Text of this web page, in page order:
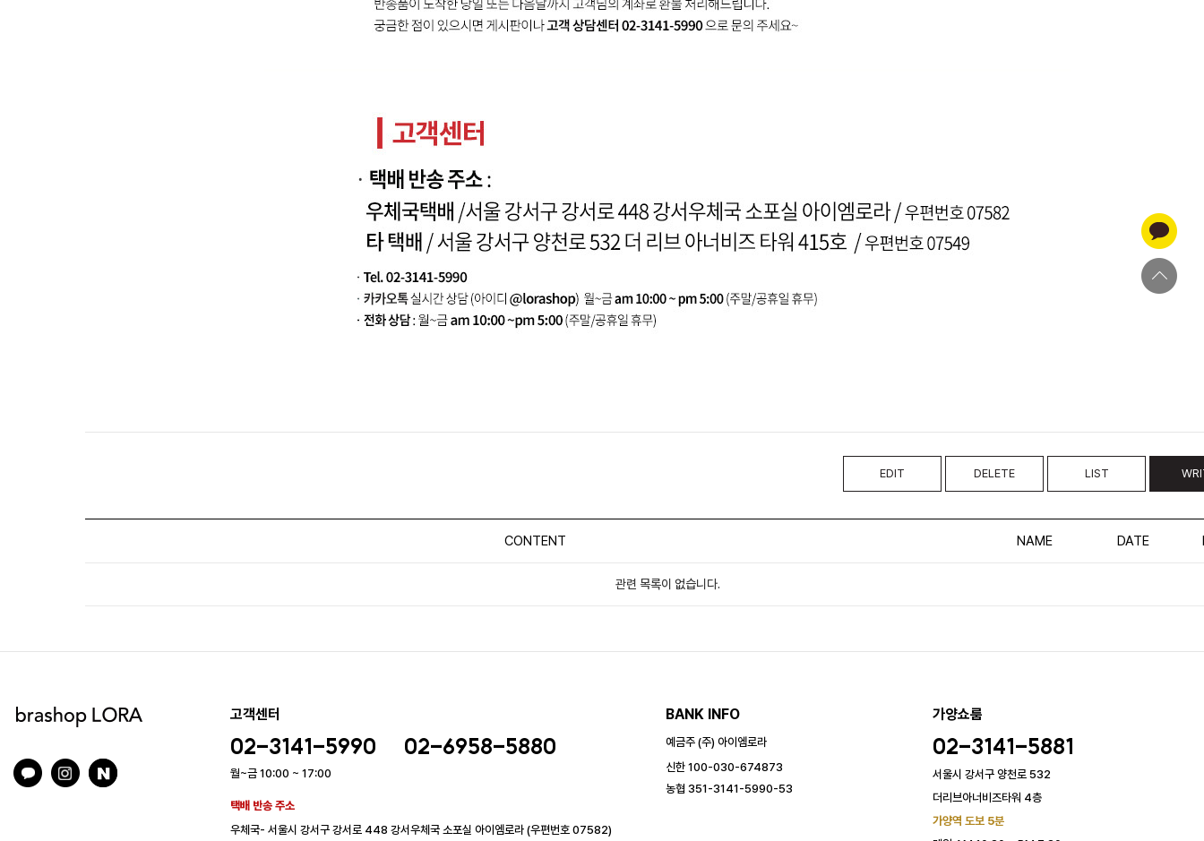
EDIT DELETE LIST
CONTENT NAME DATE
관련 목록이 없습니다.
고객센터
02-3141-5990 02-6958-5880
월~금 10:00 ~ 17:00
택배 반송 주소
우체국- 서울시 강서구 강서로 448 강서우체국 소포실 아이엠로라 (우편번호 07582)
BANK INFO
예금주 (주) 아이엠로라
신한 100-030-674873
농협 351-3141-5990-53
가양쇼룸
02-3141-5881
서울시 강서구 양천로 532
더리브아너비즈타워 4층
가양역 도보 5분